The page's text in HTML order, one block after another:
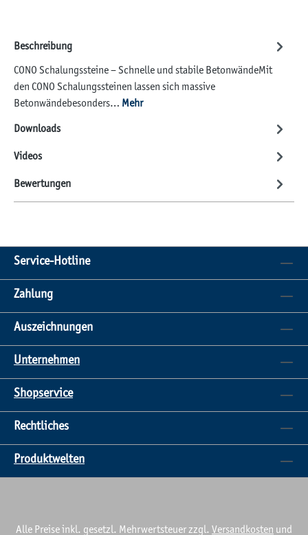
Beschreibung
CONO Schalungssteine – Schnelle und stabile BetonwändeMit
den CONO Schalungssteinen lassen sich massive
Betonwändebesonders… Mehr
Downloads
Videos
Bewertungen
Service-Hotline
Zahlung
Auszeichnungen
Unternehmen
Shopservice
Rechtliches
Produktwelten
Alle Preise inkl. gesetzl. Mehrwertsteuer zzgl. Versandkosten und